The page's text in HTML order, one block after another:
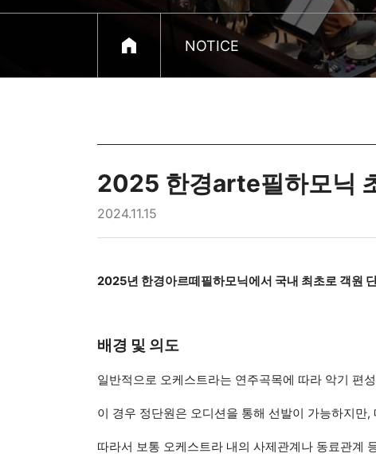
홈
으
NOTICE
2025 한경arte필하모닉
2024.11.15
2025년 한경아르떼필하모닉에서 국내 최초로 객원
배경 및 의도
일반적으로 오케스트라는 연주곡목에 따라 악기 편
이 경우 정단원은 오디션을 통해 선발이 가능하지만,
따라서 보통 오케스트라 내의 사제관계나 동료관계